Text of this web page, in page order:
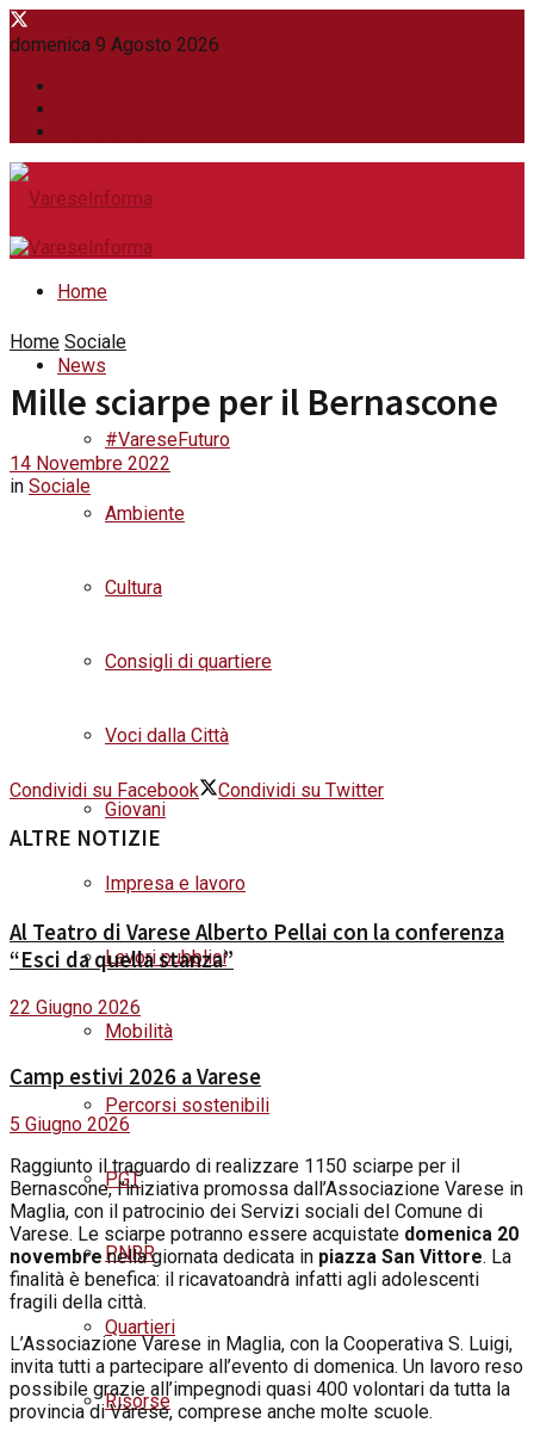
domenica 9 Agosto 2026
Home
News
#VareseFuturo
Ambiente
Cultura
Consigli di quartiere
Voci dalla Città
Giovani
Impresa e lavoro
Lavori pubblici
Mobilità
Percorsi sostenibili
PGT
PNRR
Quartieri
Risorse
Home Sociale
Mille sciarpe per il Bernascone
14 Novembre 2022
in Sociale
Condividi su Facebook Condividi su Twitter
ALTRE NOTIZIE
Al Teatro di Varese Alberto Pellai con la conferenza
“Esci da quella stanza”
22 Giugno 2026
Camp estivi 2026 a Varese
5 Giugno 2026
Raggiunto il traguardo di realizzare 1150 sciarpe per il
Bernascone, l’iniziativa promossa dall’Associazione Varese in
Maglia, con il patrocinio dei Servizi sociali del Comune di
Varese. Le sciarpe potranno essere acquistate domenica 20
novembrenella giornata dedicata in piazza San Vittore. La
finalità è benefica: il ricavatoandrà infatti agli adolescenti
fragili della città.
L’Associazione Varese in Maglia, con la Cooperativa S. Luigi,
invita tutti a partecipare all’evento di domenica. Un lavoro reso
possibile grazie all’impegnodi quasi 400 volontari da tutta la
provincia di Varese, comprese anche molte scuole.